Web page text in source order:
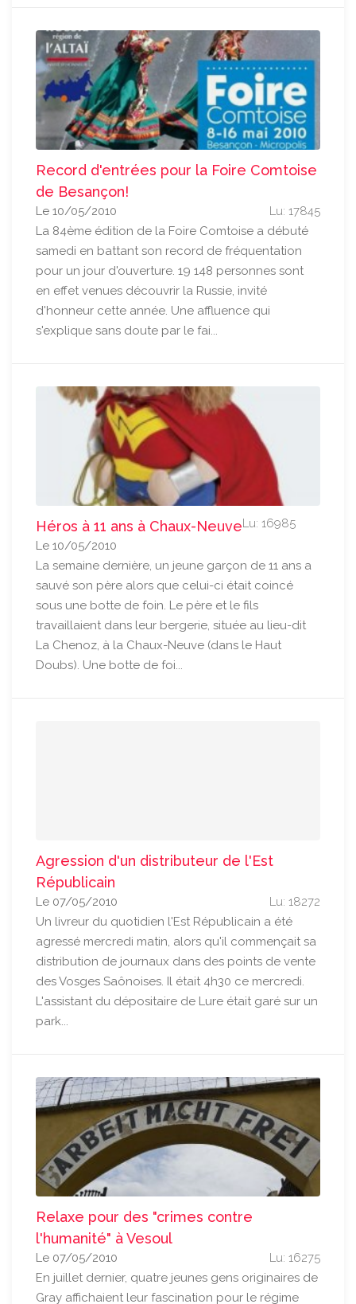
Record d'entrées pour la Foire Comtoise
de Besançon!
Lu: 17845
Le 10/05/2010
La 84ème édition de la Foire Comtoise a débuté
samedi en battant son record de fréquentation
pour un jour d'ouverture. 19 148 personnes sont
en effet venues découvrir la Russie, invité
d'honneur cette année. Une affluence qui
s'explique sans doute par le fai...
Héros à 11 ans à Chaux-NeuveLu: 16985
Le 10/05/2010
La semaine dernière, un jeune garçon de 11 ans a
sauvé son père alors que celui-ci était coincé
sous une botte de foin. Le père et le fils
travaillaient dans leur bergerie, située au lieu-dit
La Chenoz, à la Chaux-Neuve (dans le Haut
Doubs). Une botte de foi...
Agression d'un distributeur de l'Est
Républicain
Lu: 18272
Le 07/05/2010
Un livreur du quotidien l'Est Républicain a été
agressé mercredi matin, alors qu'il commençait sa
distribution de journaux dans des points de vente
des Vosges Saônoises. Il était 4h30 ce mercredi.
L'assistant du dépositaire de Lure était garé sur un
park...
Relaxe pour des "crimes contre
l'humanité" à Vesoul
Lu: 16275
Le 07/05/2010
En juillet dernier, quatre jeunes gens originaires de
Gray affichaient leur fascination pour le régime